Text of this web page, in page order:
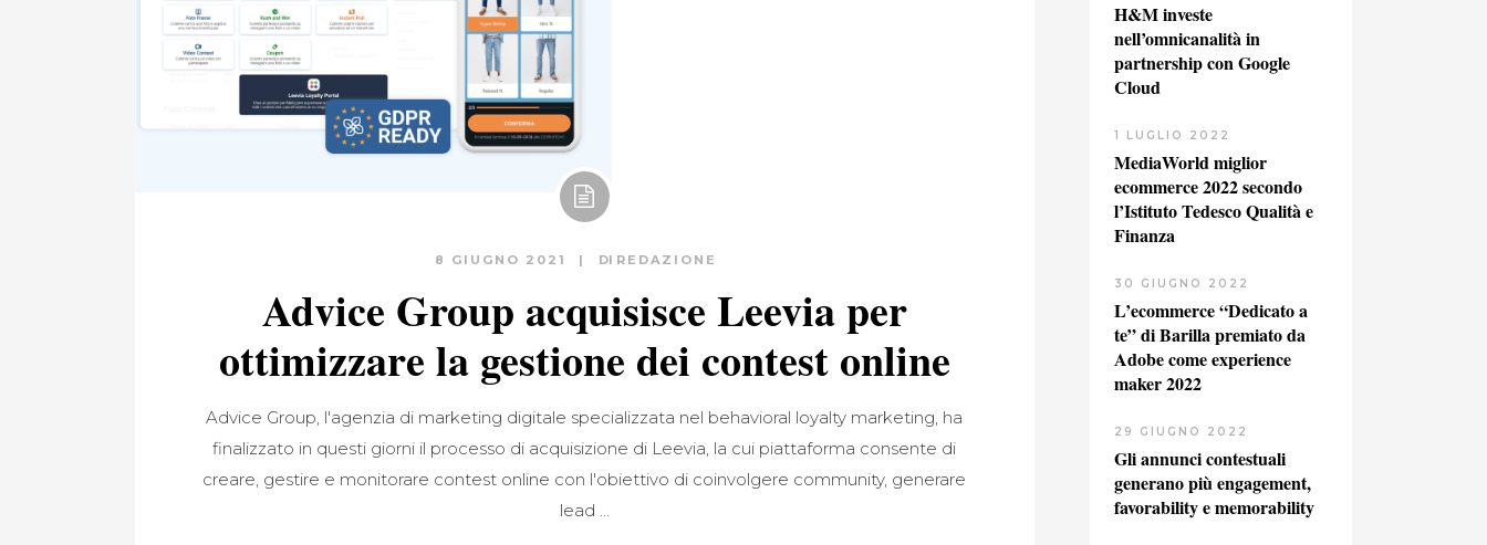
8 GIUGNO 2021 DI REDAZIONE
Advice Group acquisisce Leevia per
ottimizzare la gestione dei contest online
Advice Group, l'agenzia di marketing digitale specializzata nel behavioral loyalty marketing, ha
finalizzato in questi giorni il processo di acquisizione di Leevia, la cui piattaforma consente di
creare, gestire e monitorare contest online con l'obiettivo di coinvolgere community, generare
lead
H&M investe
nell’omnicanalità in
partnership con Google
Cloud
1 LUGLIO 2022
MediaWorld miglior
ecommerce 2022 secondo
l’Istituto Tedesco Qualità e
Finanza
30 GIUGNO 2022
L’ecommerce “Dedicato a
te” di Barilla premiato da
Adobe come experience
maker 2022
29 GIUGNO 2022
Gli annunci contestuali
generano più engagement,
favorability e memorability